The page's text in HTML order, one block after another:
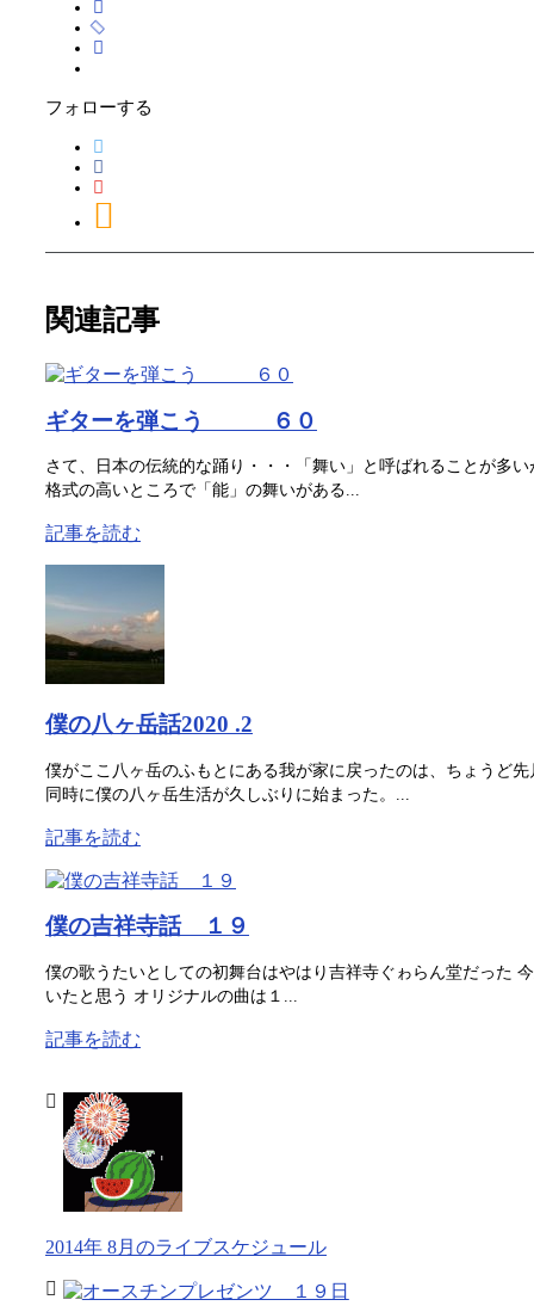
フォローする
関連記事
ギターを弾こう ６０
さて、日本の伝統的な踊り・・・「舞い」と呼ばれることが多
格式の高いところで「能」の舞いがある...
記事を読む
僕の八ヶ岳話2020 .2
僕がここ八ヶ岳のふもとにある我が家に戻ったのは、ちょうど
同時に僕の八ヶ岳生活が久しぶりに始まった。...
記事を読む
僕の吉祥寺話 １９
僕の歌うたいとしての初舞台はやはり吉祥寺ぐゎらん堂だった
いたと思う オリジナルの曲は１...
記事を読む
2014年 8月のライブスケジュール